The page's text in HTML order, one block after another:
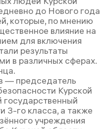
до Нового года
которые, по мнению
влияние на
для включения
результаты
в различных сферах.
— председатель
Курской
государственный
3-го класса, а также
учреждения